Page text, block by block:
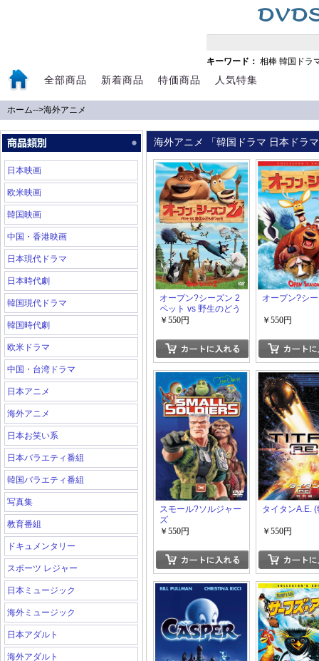
キーワード： 相棒 韓国ドラ
全部商品 新着商品 特価商品 人気特集
ホーム-->海外アニメ
日本映画
欧米映画
韓国映画
中国・香港映画
日本現代ドラマ
日本時代劇
韓国現代ドラマ
韓国時代劇
欧米ドラマ
中国・台湾ドラマ
日本アニメ
海外アニメ
日本お笑い系
日本バラエティ番組
韓国バラエティ番組
写真集
教育番組
ドキュメンタリー
スポーツ レジャー
日本ミュージック
海外ミュージック
日本アダルト
海外アダルト
海外アニメ 「韓国ドラマ 日本ドラ
オープン?シーズン 2
ペット vs 野生のどう
ぶつたち
￥550円
オープン?シ
￥550円
スモール?ソルジャー
ズ
￥550円
タイタンA.E.
￥550円